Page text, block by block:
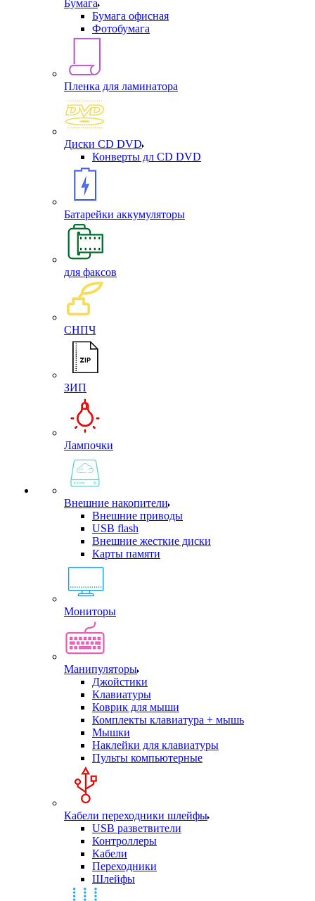
Бумага
Бумага офисная
Фотобумага
Пленка для ламинатора
Диски CD DVD
Конверты дл CD DVD
Батарейки аккумуляторы
для факсов
СНПЧ
ЗИП
Лампочки
Внешние накопители
Внешние приводы
USB flash
Внешние жесткие диски
Карты памяти
Мониторы
Манипуляторы
Джойстики
Клавиатуры
Коврик для мыши
Комплекты клавиатура + мышь
Мышки
Наклейки для клавиатуры
Пульты компьютерные
Кабели переходники шлейфы
USB разветвители
Контроллеры
Кабели
Переходники
Шлейфы